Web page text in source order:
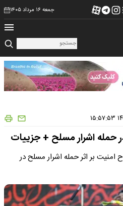
جمعه ۱۶ مرداد ۱۴۰۵
بر اثر حمله اشرار مسلح در